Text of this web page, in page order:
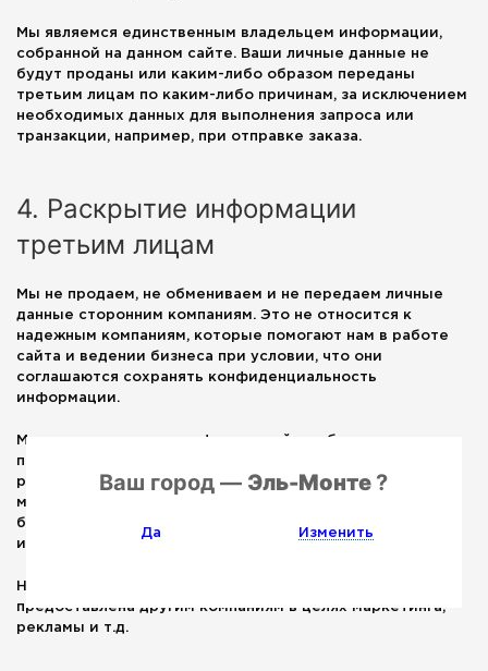
Мы являемся единственным владельцем информации,
собранной на данном сайте. Ваши личные данные не
будут проданы или каким-либо образом переданы
третьим лицам по каким-либо причинам, за исключением
необходимых данных для выполнения запроса или
транзакции, например, при отправке заказа.
4. Раскрытие информации
третьим лицам
Мы не продаем, не обмениваем и не передаем личные
данные сторонним компаниям. Это не относится к
надежным компаниям, которые помогают нам в работе
сайта и ведении бизнеса при условии, что они
соглашаются сохранять конфиденциальность
информации.
Мы готовы делиться информацией, чтобы
предотвратить преступления или помочь в их
расследовании, если речь идет о подозрении на
мошенничество, действиях, физически угрожающих
безопасности людей, нарушениях правил использования
или в случаях, когда это предусмотрено законом.
Неконфиденциальная информация может быть
предоставлена другим компаниям в целях маркетинга,
рекламы и т.д.
Ваш город — Эль-Монте ?
Да Изменить